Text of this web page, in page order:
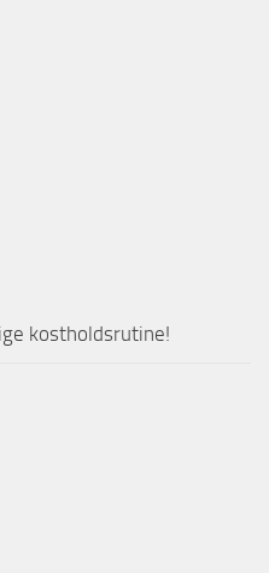
kostholdsrutine!